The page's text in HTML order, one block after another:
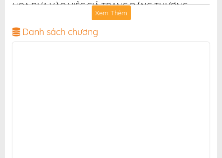
HOA DỰA VÀO VIỆC GIẢ TRANG ĐÁNG THƯƠNG
HƯỚNG DẪN CA CA XƯNG BÁ TOÀN CẦU" với chất
lượng hình ảnh sắc nét, bản dịch chuẩn và giao diện
thân thiện, mang đến trải nghiệm đọc truyện hấp dẫn,
Xem Thêm
Danh sách chương